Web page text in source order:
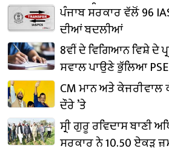
ਪ੍ਰਵਾਨਗੀ
ਪੰਜਾਬ ਸਰਕਾਰ ਵੱਲੋਂ 96
ਦੀਆਂ ਬਦਲੀਆਂ
8ਵੀਂ ਦੇ ਵਿਗਿਆਨ ਵਿਸ਼ੇ ਦੇ
ਸਵਾਲ ਪਾਉਣੇ ਭੁੱਲਿਆ
CM ਮਾਨ ਅਤੇ
ਦੌਰੇ ’ਤੇ
ਸ੍ਰੀ ਗੁਰੂ ਰਵਿਦਾਸ
ਸਰਕਾਰ ਨੇ 10.50 ਏਕੜ